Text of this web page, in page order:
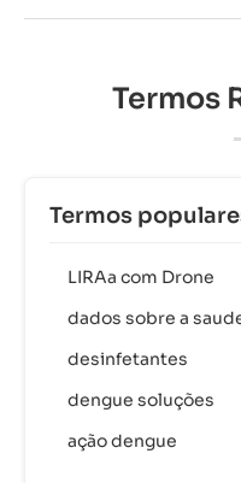
Termos
Termos
LIRAa com Drone
dados sobre a
desinfetantes
dengue soluções
ação dengue